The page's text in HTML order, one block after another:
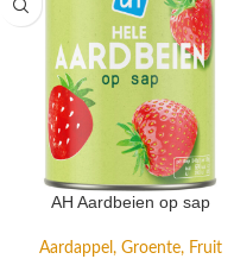
AH Aardbeien op sap
Aardappel, Groente, Fruit